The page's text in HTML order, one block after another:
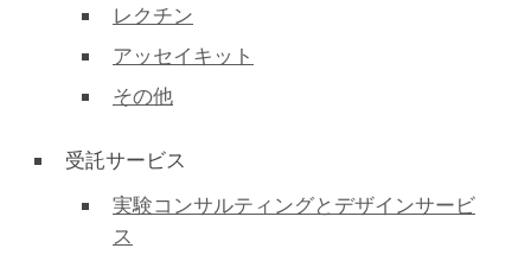
レクチン
アッセイキット
その他
受託サービス
実験コンサルティングとデザインサービ
ス